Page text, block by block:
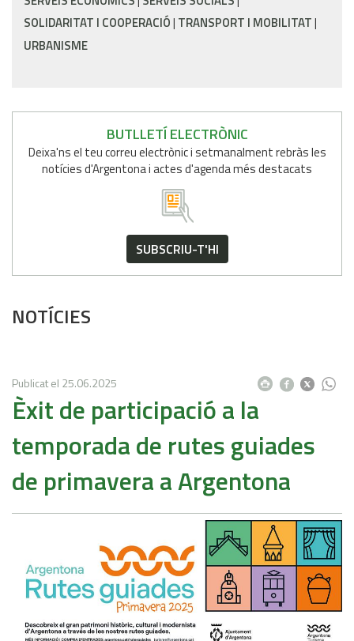
SOLIDARITAT I COOPERACIÓ TRANSPORT I MOBILITAT
URBANISME
BUTLLETÍ ELECTRÒNIC
Deixa'ns el teu correu electrònic i setmanalment rebràs les
notícies d'Argentona i actes d'agenda més destacats
SUBSCRIU-T'HI
NOTÍCIES
Publicat el 25.06.2025
Èxit de participació a la
temporada de rutes guiades
de primavera a Argentona